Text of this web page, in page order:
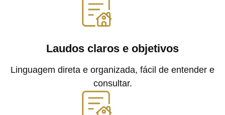
Laudos claros e objetivos
Linguagem direta e organizada, fácil de entender e
consultar.